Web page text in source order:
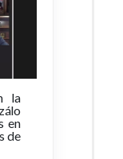
la
en
de